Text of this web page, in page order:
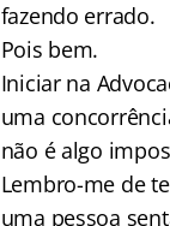
fazendo errado.
Pois bem.
Iniciar na
uma
não é algo
Lembro-me de
uma pessoa